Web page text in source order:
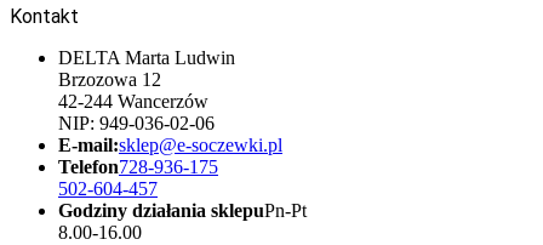
Kontakt
DELTA Marta Ludwin
Brzozowa 12
42-244 Wancerzów
NIP: 949-036-02-06
E-mail:sklep@e-soczewki.pl
Telefon728-936-175
502-604-457
Godziny działania sklepuPn-Pt
8.00-16.00